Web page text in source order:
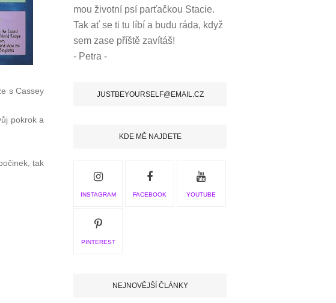
s Cassey
pokrok a
tak
mou životní psí parťačkou Stacie.
Tak ať se ti tu líbí a budu ráda, když
sem zase příště zavítáš!
- Petra -
JUSTBEYOURSELF@EMAIL.CZ
KDE MĚ NAJDETE
INSTAGRAM FACEBOOK YOUTUBE
PINTEREST
NEJNOVĚJŠÍ ČLÁNKY